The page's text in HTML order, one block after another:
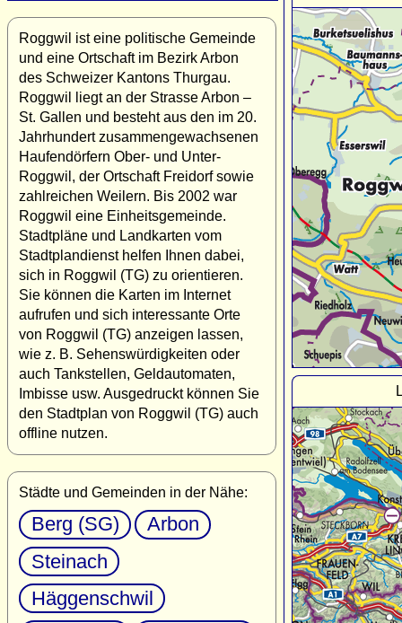
Roggwil ist eine politische Gemeinde
und eine Ortschaft im Bezirk Arbon
des Schweizer Kantons Thurgau.
Roggwil liegt an der Strasse Arbon –
St. Gallen und besteht aus den im 20.
Jahrhundert zusammengewachsenen
Haufendörfern Ober- und Unter-
Roggwil, der Ortschaft Freidorf sowie
zahlreichen Weilern. Bis 2002 war
Roggwil eine Einheitsgemeinde.
Stadtpläne und Landkarten vom
Stadtplandienst helfen Ihnen dabei,
sich in Roggwil (TG) zu orientieren.
Sie können die Karten im Internet
aufrufen und sich interessante Orte
von Roggwil (TG) anzeigen lassen,
wie z. B. Sehenswürdigkeiten oder
auch Tankstellen, Geldautomaten,
Imbisse usw. Ausgedruckt können Sie
den Stadtplan von Roggwil (TG) auch
offline nutzen.
Städte und Gemeinden in der Nähe:
Berg (SG)
Arbon
Steinach
Häggenschwil